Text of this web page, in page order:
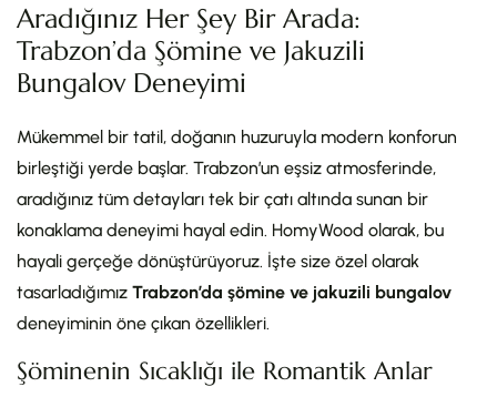
Aradığınız Her Şey Bir Arada:
Trabzon’da Şömine ve Jakuzili
Bungalov Deneyimi
Mükemmel bir tatil, doğanın huzuruyla modern konforun
birleştiği yerde başlar. Trabzon’un eşsiz atmosferinde,
aradığınız tüm detayları tek bir çatı altında sunan bir
konaklama deneyimi hayal edin. HomyWood olarak, bu
hayali gerçeğe dönüştürüyoruz. İşte size özel olarak
tasarladığımız Trabzon’da şömine ve jakuzili bungalov
deneyiminin öne çıkan özellikleri.
Şöminenin Sıcaklığı ile Romantik Anlar